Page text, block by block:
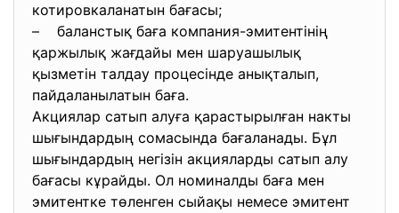
котировкаланатын бағасы;
– баланстық баға компания-эмитентінің
қаржылық жағдайы мен шаруашылық
қызметін талдау процесінде анықталып,
пайдаланылатын баға.
Акциялар сатып алуға қарастырылған накты
шығындардың сомасында бағаланады. Бұл
шығындардың негізін акцияларды сатып алу
бағасы кұрайды. Ол номиналды баға мен
эмитентке төленген сыйақы немесе эмитент